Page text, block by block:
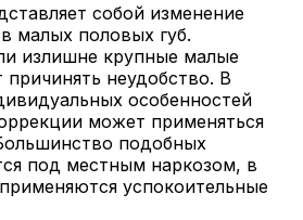
собой изменение
малых половых губ.
излишне крупные малые
неудобство. В
особенностей
может применяться
подобных
под местным наркозом, в
успокоительные